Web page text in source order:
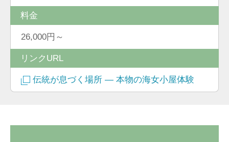
料金
26,000円～
リンクURL
伝統が息づく場所 ― 本物の海女小屋体験